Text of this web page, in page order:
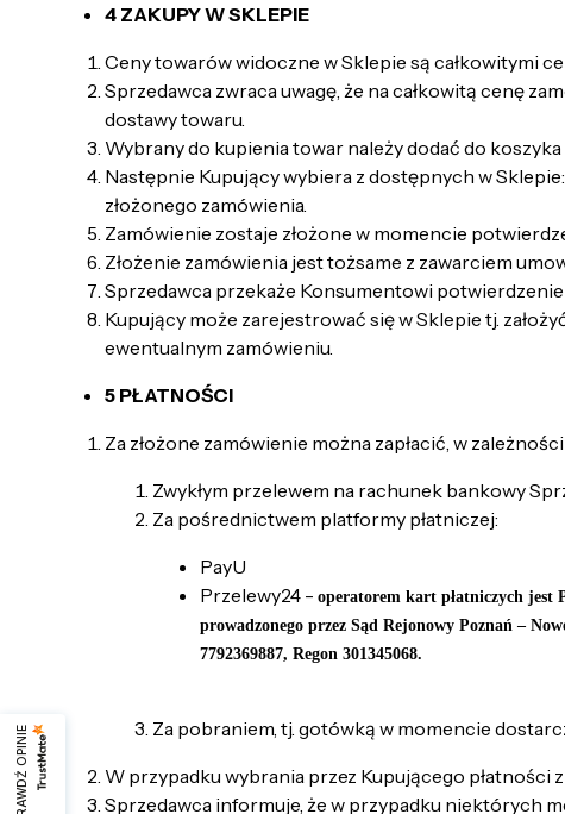
4 ZAKUPY W SKLEPIE
Ceny towarów widoczne w Sklepie są całkowitymi
Sprzedawca zwraca uwagę, że na całkowitą cenę
dostawy towaru.
Wybrany do kupienia towar należy dodać do koszyka
Następnie Kupujący wybiera z dostępnych w
złożonego zamówienia.
Zamówienie zostaje złożone w momencie
Złożenie zamówienia jest tożsame z zawarciem
Sprzedawca przekaże Konsumentowi
Kupujący może zarejestrować się w Sklepie tj.
ewentualnym zamówieniu.
5 PŁATNOŚCI
Za złożone zamówienie można zapłacić, w
Zwykłym przelewem na rachunek bankowy
Za pośrednictwem platformy płatniczej:
PayU
Przelewy24 - operatorem kart płatniczych jest
prowadzonego przez Sąd Rejonowy Poznań –
7792369887, Regon 301345068.
Za pobraniem, tj. gotówką w momencie
W przypadku wybrania przez Kupującego płatności
Sprzedawca informuje, że w przypadku niektórych
SPRAWDŹ OPINIE